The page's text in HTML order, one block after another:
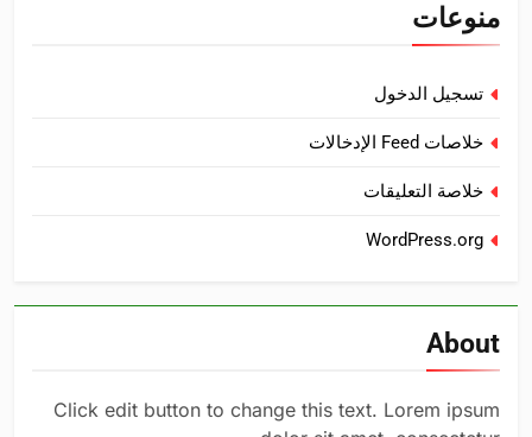
منوعات
تسجيل الدخول
خلاصات Feed الإدخالات
خلاصة التعليقات
WordPress.org
About
Click edit button to change this text. Lorem ipsum